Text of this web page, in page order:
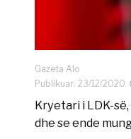
Gazeta Alo
Publikuar: 23/12/2020
Kryetari i LDK-
dhe se ende